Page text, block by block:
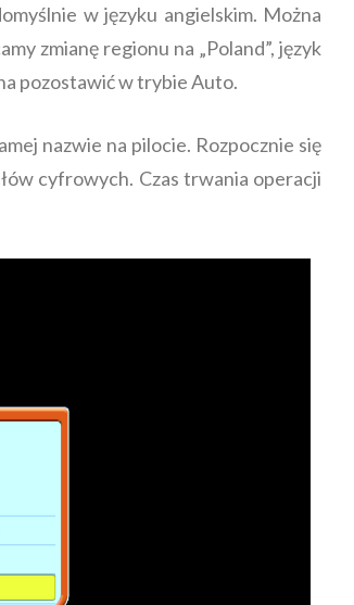
w języku angielskim. Można
zmianę regionu na „Poland”, język
pozostawić w trybie Auto.
nazwie na pilocie. Rozpocznie się
cyfrowych. Czas trwania operacji